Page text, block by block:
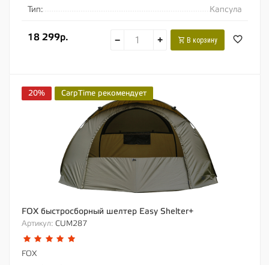
Тип: Капсула
18 299р. − + В корзину
20% CarpTime рекомендует
FOX быстросборный шелтер Easy Shelter+
Артикул: CUM287
FOX